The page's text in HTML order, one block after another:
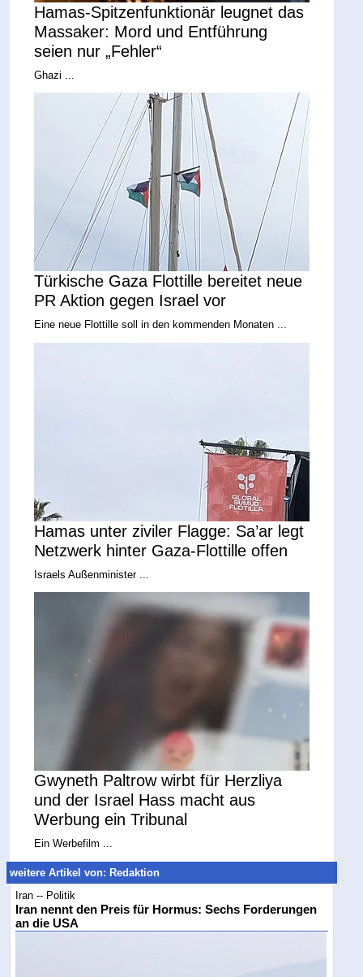
Hamas-Spitzenfunktionär leugnet das
Massaker: Mord und Entführung
seien nur „Fehler“
Ghazi ...
Türkische Gaza Flottille bereitet neue
PR Aktion gegen Israel vor
Eine neue Flottille soll in den kommenden Monaten ...
Hamas unter ziviler Flagge: Sa’ar legt
Netzwerk hinter Gaza-Flottille offen
Israels Außenminister ...
Gwyneth Paltrow wirbt für Herzliya
und der Israel Hass macht aus
Werbung ein Tribunal
Ein Werbefilm ...
weitere Artikel von: Redaktion
Iran -- Politik
Iran nennt den Preis für Hormus: Sechs Forderungen
an die USA